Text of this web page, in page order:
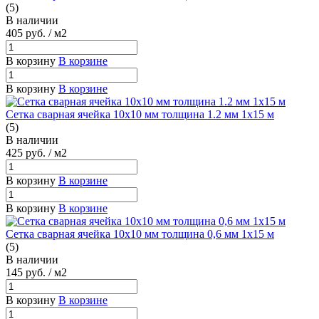
(5)
В наличии
405 руб. / м2
В корзину В корзине
В корзину В корзине
Сетка сварная ячейка 10х10 мм толщина 1.2 мм 1х15 м
(5)
В наличии
425 руб. / м2
В корзину В корзине
В корзину В корзине
Сетка сварная ячейка 10х10 мм толщина 0,6 мм 1х15 м
(5)
В наличии
145 руб. / м2
В корзину В корзине